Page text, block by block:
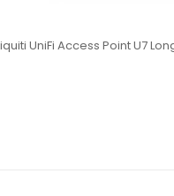
UniFi Access Point U7